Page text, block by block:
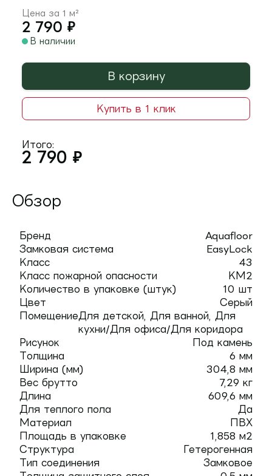
Цена за 1 м²
2 790 ₽
В наличии
В корзину
Купить в 1 клик
Итого:
2 790 ₽
Обзор
Бренд
Aquafloor
Замковая система
EasyLock
Класс
43
Класс пожарной опасности
КМ2
Количество в упаковке (штук)
10 шт
Цвет
Серый
ПомещениеДля детской, Для ванной, Для
кухни/Для офиса/Для коридора
Рисунок
Под камень
Толщина
6 мм
Ширина (мм)
304,8 мм
Вес брутто
7,29 кг
Длина
609,6 мм
Для теплого пола
Да
Материал
ПВХ
Площадь в упаковке
1,858 м2
Структура
Гетерогенная
Тип соединения
Замковое